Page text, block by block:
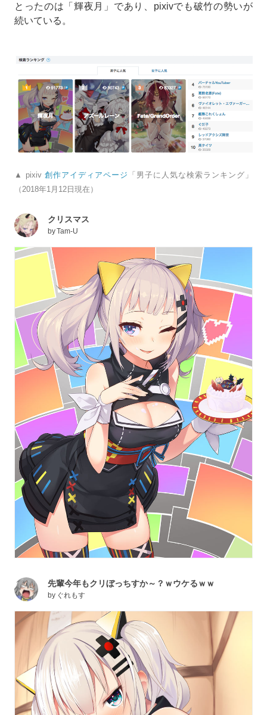
とったのは「輝夜月」であり、pixivでも破竹の勢いが
続いている。
▲ pixiv 創作アイディアページ 「男子に人気な検索ランキング」
（2018年1月12日現在）
クリスマス
byTam-U
先輩今年もクリぼっちすか～？ｗウケるｗｗ
by ぐれもす